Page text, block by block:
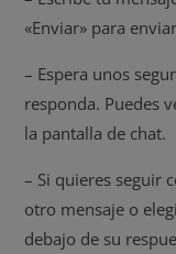
«Enviar» para
– Espera unos
responda. Puedes
la pantalla de chat.
– Si quieres seguir
otro mensaje o
debajo de su